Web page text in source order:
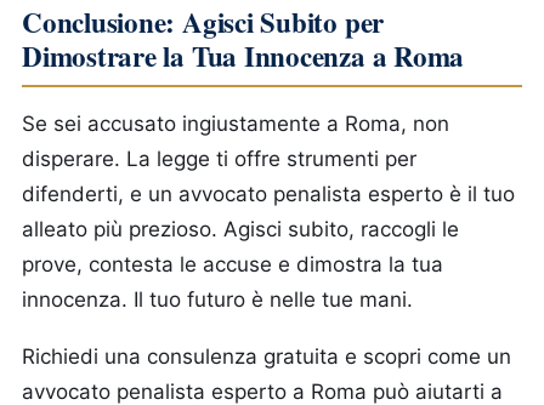
Conclusione: Agisci Subito per
Dimostrare la Tua Innocenza a Roma
Se sei accusato ingiustamente a Roma, non
disperare. La legge ti offre strumenti per
difenderti, e un avvocato penalista esperto è il tuo
alleato più prezioso. Agisci subito, raccogli le
prove, contesta le accuse e dimostra la tua
innocenza. Il tuo futuro è nelle tue mani.
Richiedi una consulenza gratuita e scopri come un
avvocato penalista esperto a Roma può aiutarti a